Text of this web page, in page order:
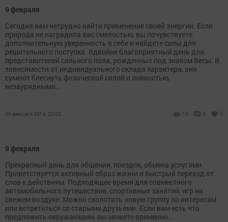
9 февраля
Сегодня вам нетрудно найти применение своей энергии. Если
природа не наградила вас смелостью, вы почувствуете
дополнительную уверенность в себе и найдете силы для
решительного поступка. Вдвойне благоприятный день для
представителей сильного пола, рожденных под знаком Весы. В
зависимости от индивидуального склада характера, они
сумеют блеснуть физической силой и ловкостью,
незаурядными...
08 февраля 2014, 20:02 10 0 0
9 февраля
Прекрасный день для общения, поездок, обмена услугами.
Приветствуется активный образ жизни и быстрый переход от
слов к действиям. Подходящее время для совместного
автомобильного путешествия, спортивных занятий, игр на
свежем воздухе. Можно сколотить новую группу по интересам
или встретиться со старыми друзьями. Если вам есть что
предложить окружающим, вы можете временно...